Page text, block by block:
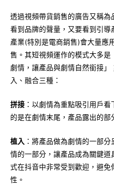
透過視頻帶貨銷售的廣告又稱
看到品牌的聲量，又要看到引
產業(特別是電商銷售)會大量應
售。其短視頻運作的模式大多
劇情，讓產品與劇情自然銜接
入、融合三種：
拼接 ：以劇情為重點吸引用戶
的是在劇情末尾，產品露出的部
植入 ：將產品做為劇情的一部
情的一部分，讓產品成為關鍵
式在抖音中非常受到歡迎，避
性。